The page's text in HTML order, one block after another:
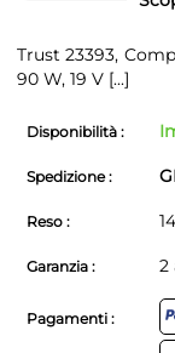
Trust 23393,
90 W, 19 V [...]
Disponibilità :
Spedizione :
Reso :
Garanzia : 2
Pagamenti :